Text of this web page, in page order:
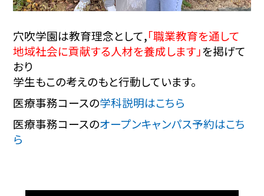
穴吹学園は教育理念として,「職業教育を通して
地域社会に貢献する人材を養成します」を掲げて
おり
学生もこの考えのもと行動しています。
医療事務コースの学科説明はこちら
医療事務コースのオープンキャンパス予約はこち
ら